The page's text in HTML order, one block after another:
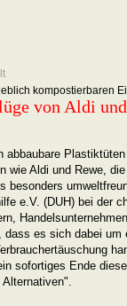
kompostierbaren
von Aldi
abbaubare
wie Aldi und Rewe,
besonders
e.V. (DUH) bei der
dass es sich dabei um
sofortiges Ende